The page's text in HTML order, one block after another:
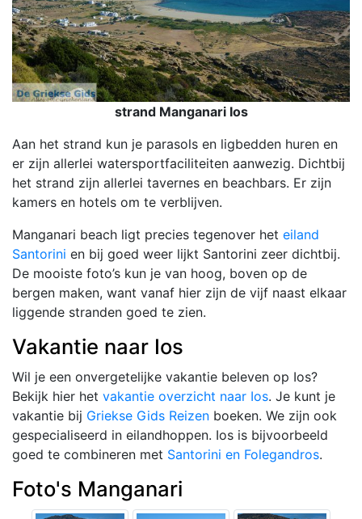
strand Manganari Ios
Aan het strand kun je parasols en ligbedden huren en
er zijn allerlei watersportfaciliteiten aanwezig. Dichtbij
het strand zijn allerlei tavernes en beachbars. Er zijn
kamers en hotels om te verblijven.
Manganari beach ligt precies tegenover het eiland
Santorini en bij goed weer lijkt Santorini zeer dichtbij.
De mooiste foto’s kun je van hoog, boven op de
bergen maken, want vanaf hier zijn de vijf naast elkaar
liggende stranden goed te zien.
Vakantie naar Ios
Wil je een onvergetelijke vakantie beleven op Ios?
Bekijk hier het vakantie overzicht naar Ios. Je kunt je
vakantie bij Griekse Gids Reizen boeken. We zijn ook
gespecialiseerd in eilandhoppen. Ios is bijvoorbeeld
goed te combineren met Santorini en Folegandros.
Foto's Manganari